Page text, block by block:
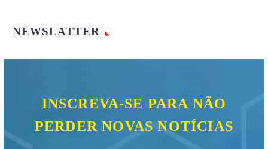
NEWSLATTER
INSCREVA-SE PARA NÃO
PERDER NOVAS NOTÍCIAS